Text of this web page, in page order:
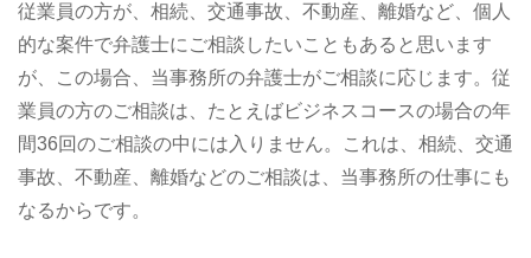
従業員の方が、相続、交通事故、不動産、離婚など、個人
的な案件で弁護士にご相談したいこともあると思います
が、この場合、当事務所の弁護士がご相談に応じます。従
業員の方のご相談は、たとえばビジネスコースの場合の年
間36回のご相談の中には入りません。これは、相続、交通
事故、不動産、離婚などのご相談は、当事務所の仕事にも
なるからです。